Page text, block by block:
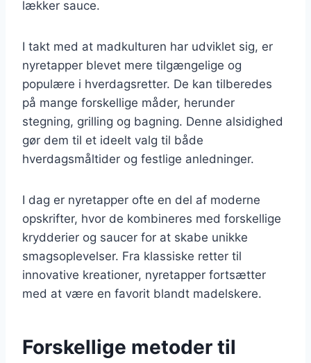
lækker sauce.
I takt med at madkulturen har udviklet sig, er
nyretapper blevet mere tilgængelige og
populære i hverdagsretter. De kan tilberedes
på mange forskellige måder, herunder
stegning, grilling og bagning. Denne alsidighed
gør dem til et ideelt valg til både
hverdagsmåltider og festlige anledninger.
I dag er nyretapper ofte en del af moderne
opskrifter, hvor de kombineres med forskellige
krydderier og saucer for at skabe unikke
smagsoplevelser. Fra klassiske retter til
innovative kreationer, nyretapper fortsætter
med at være en favorit blandt madelskere.
Forskellige metoder til